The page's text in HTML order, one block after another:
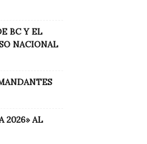
BC Y EL
NACIONAL
2026» AL